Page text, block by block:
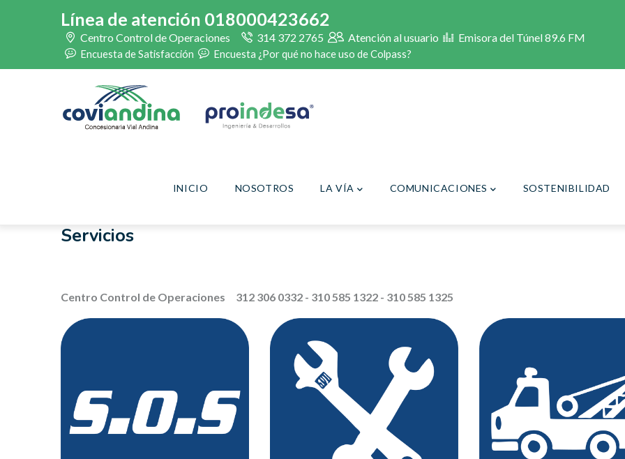
content
Línea de atención 018000423662
Centro Control de Operaciones 314 372 2765 Atención al usuario Emisora del Túnel 89.6 FM
Encuesta de Satisfacción Encuesta ¿Por qué no hace uso de Colpass?
INICIO NOSOTROS LA VÍA COMUNICACIONES SOSTENIBILIDAD
Servicios
Centro Control de Operaciones 312 306 0332 - 310 585 1322 - 310 585 1325
al interior de los túneles. Permiten
comunicarse directamente con el
personal del Centro de Control de
Inspectoría Vial Y Ayuda
Mecánica
Nuestro personal se moviliza por
toda la vía en estos vehículos,
dispuestos con las herramientas
necesarias para la atención
Se presta al usuario cuando
pudo solucionar la situación
vía, debido a la
daño. La grúa lo moviliza
sitio de servicio y/o